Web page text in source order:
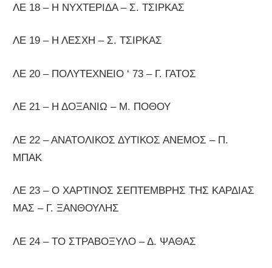
ΛΕ 18 – Η ΝΥΧΤΕΡΙΔΑ – Σ. ΤΣΙΡΚΑΣ
ΛΕ 19 – Η ΛΕΣΧΗ – Σ. ΤΣΙΡΚΑΣ
ΛΕ 20 – ΠΟΛΥΤΕΧΝΕΙΟ ‘ 73 – Γ. ΓΑΤΟΣ
ΛΕ 21 – Η ΔΟΞΑΝΙΩ – Μ. ΠΟΘΟΥ
ΛΕ 22 – ΑΝΑΤΟΛΙΚΟΣ ΔΥΤΙΚΟΣ ΑΝΕΜΟΣ – Π.
ΜΠΑΚ
ΛΕ 23 – Ο ΧΑΡΤΙΝΟΣ ΣΕΠΤΕΜΒΡΗΣ ΤΗΣ ΚΑΡΔΙΑΣ
ΜΑΣ – Γ. ΞΑΝΘΟΥΛΗΣ
ΛΕ 24 – ΤΟ ΣΤΡΑΒΟΞΥΛΟ – Δ. ΨΑΘΑΣ